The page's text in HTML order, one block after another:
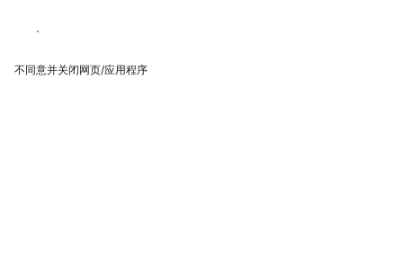
同意
不同意并关闭网页/应用程序